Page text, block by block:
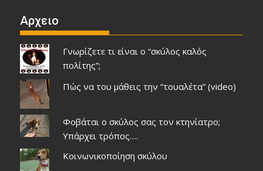
Αρχειο
Γνωρίζετε τι είναι ο “σκύλος καλός
πολίτης”;
Πώς να του μάθεις την “τουαλέτα” (video)
Φοβάται ο σκύλος σας τον κτηνίατρο;
Υπάρχει τρόπος….
Κοινωνικοποίηση σκύλου